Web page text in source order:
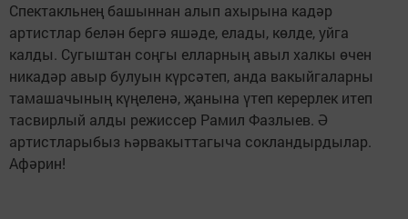
Спектакльнең башыннан алып ахырына кадәр
артистлар белән бергә яшәде, елады, көлде, уйга
калды. Сугыштан соңгы елларның авыл халкы өчен
никадәр авыр булуын күрсәтеп, анда вакыйгаларны
тамашачының күңеленә, җанына үтеп керерлек итеп
тасвирлый алды режиссер Рамил Фазлыев. Ә
артистларыбыз һәрвакыттагыча сокландырдылар.
Афәрин!